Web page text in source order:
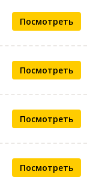
Посмотреть
Посмотреть
Посмотреть
Посмотреть